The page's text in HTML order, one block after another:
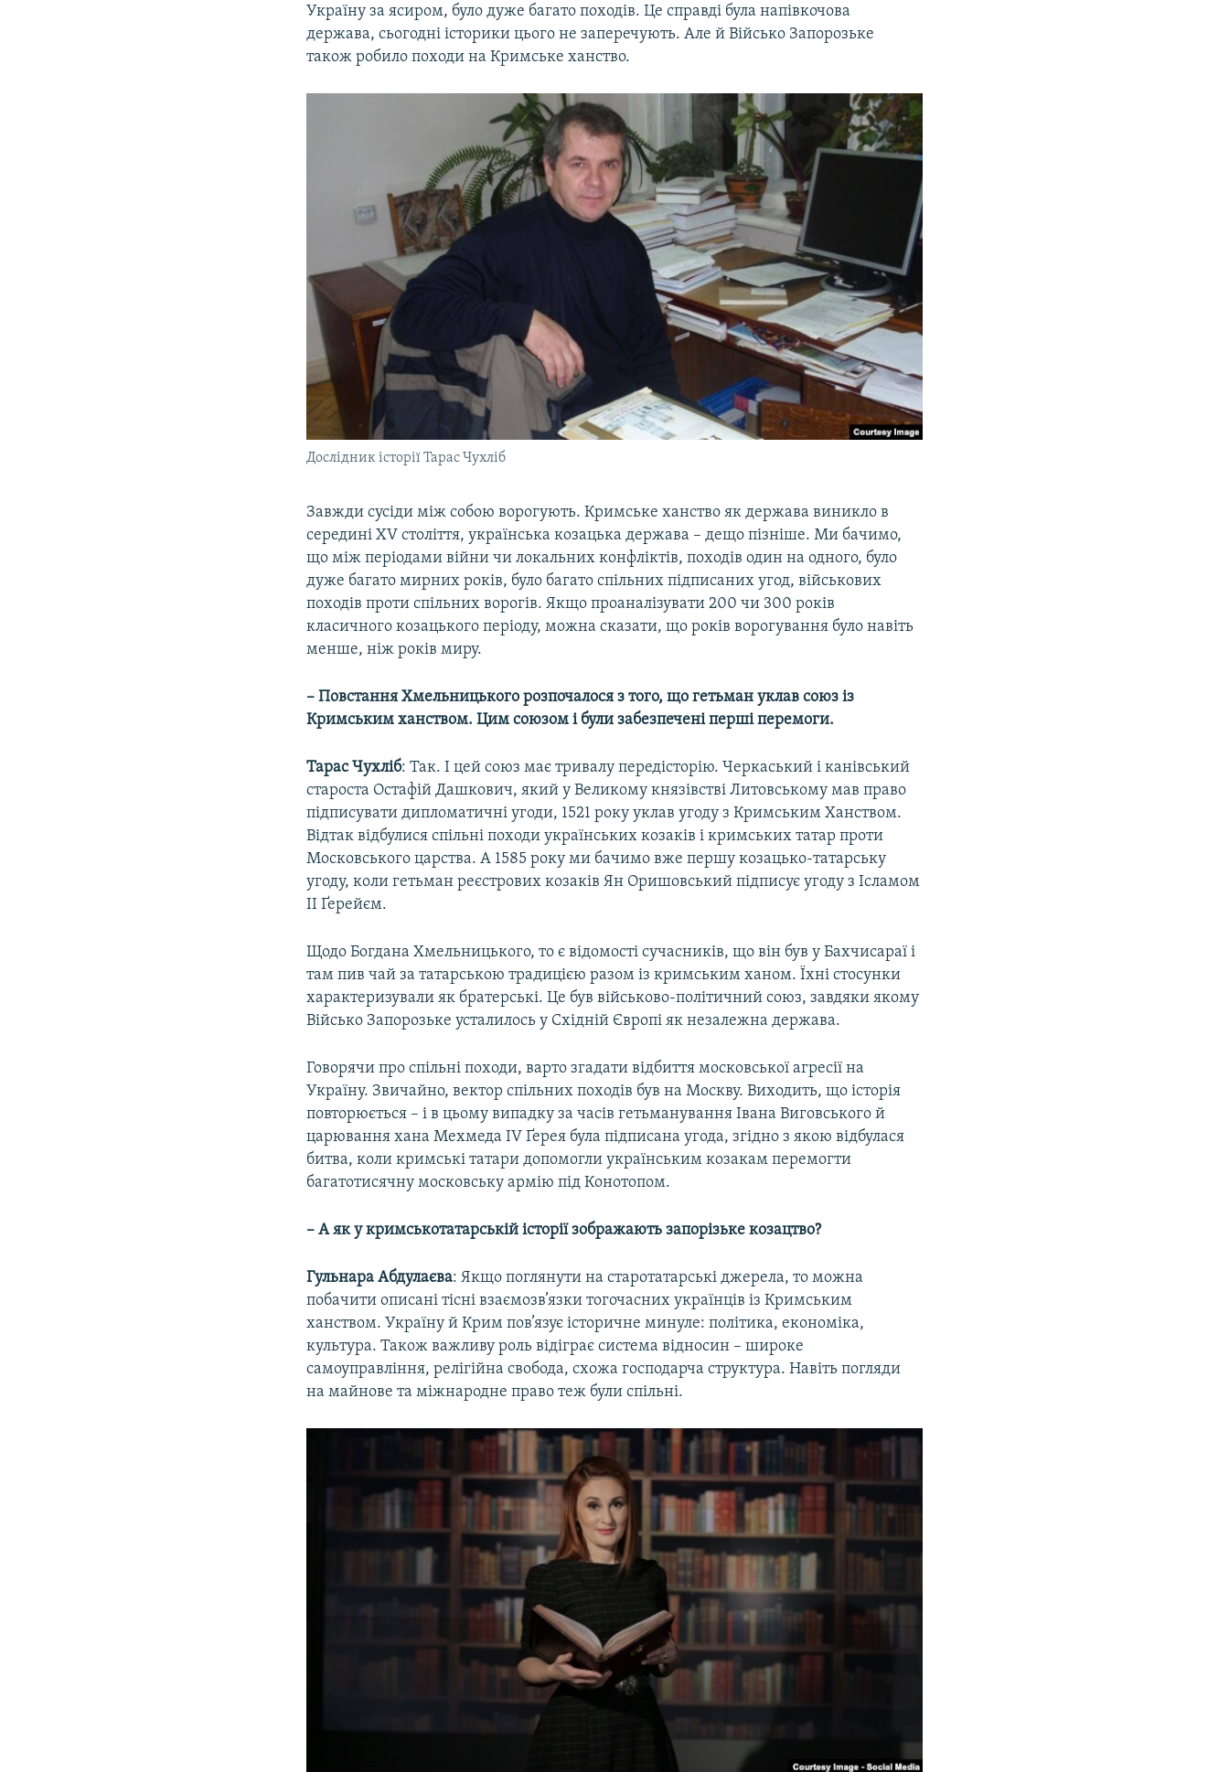
Україну за ясиром, було дуже багато походів. Це справді була напівкочова
держава, сьогодні історики цього не заперечують. Але й Військо Запорозьке
також робило походи на Кримське ханство.
Дослідник історії Тарас Чухліб
Завжди сусіди між собою ворогують. Кримське ханство як держава виникло в
середині XV століття, українська козацька держава – дещо пізніше. Ми бачимо,
що між періодами війни чи локальних конфліктів, походів один на одного, було
дуже багато мирних років, було багато спільних підписаних угод, військових
походів проти спільних ворогів. Якщо проаналізувати 200 чи 300 років
класичного козацького періоду, можна сказати, що років ворогування було навіть
менше, ніж років миру.
– Повстання Хмельницького розпочалося з того, що гетьман уклав союз із
Кримським ханством. Цим союзом і були забезпечені перші перемоги.
Тарас Чухліб: Так. І цей союз має тривалу передісторію. Черкаський і канівський
староста Остафій Дашкович, який у Великому князівстві Литовському мав право
підписувати дипломатичні угоди, 1521 року уклав угоду з Кримським Ханством.
Відтак відбулися спільні походи українських козаків і кримських татар проти
Московського царства. А 1585 року ми бачимо вже першу козацько-татарську
угоду, коли гетьман реєстрових козаків Ян Оришовський підписує угоду з Ісламом
ІІ Ґерейєм.
Щодо Богдана Хмельницького, то є відомості сучасників, що він був у Бахчисараї і
там пив чай за татарською традицією разом із кримським ханом. Їхні стосунки
характеризували як братерські. Це був військово-політичний союз, завдяки якому
Військо Запорозьке усталилось у Східній Європі як незалежна держава.
Говорячи про спільні походи, варто згадати відбиття московської агресії на
Україну. Звичайно, вектор спільних походів був на Москву. Виходить, що історія
повторюється – і в цьому випадку за часів гетьманування Івана Виговського й
царювання хана Мехмеда IV Ґерея була підписана угода, згідно з якою відбулася
битва, коли кримські татари допомогли українським козакам перемогти
багатотисячну московську армію під Конотопом.
– А як у кримськотатарській історії зображають запорізьке козацтво?
Гульнара Абдулаєва: Якщо поглянути на старотатарські джерела, то можна
побачити описані тісні взаємозв’язки тогочасних українців із Кримським
ханством. Україну й Крим пов’язує історичне минуле: політика, економіка,
культура. Також важливу роль відіграє система відносин – широке
самоуправління, релігійна свобода, схожа господарча структура. Навіть погляди
на майнове та міжнародне право теж були спільні.